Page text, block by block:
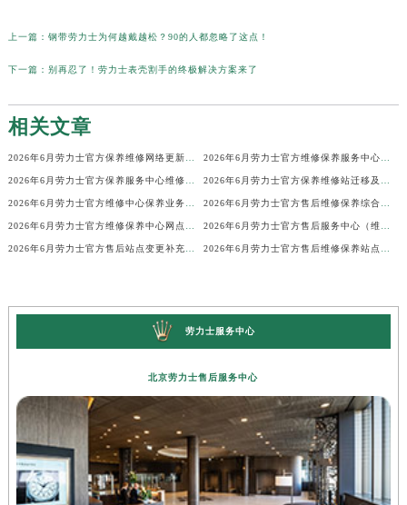
上一篇： 钢带劳力士为何越戴越松？90的人都忽略了这点！
下一篇： 别再忍了！劳力士表壳割手的终极解决方案来了
相关文章
劳力士服务中心
北京劳力士售后服务中心